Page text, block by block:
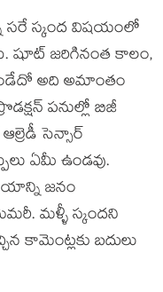
స్కంద విషయంలో
షూట్ జరిగినంత కాలం,
అది అమాంతం
పనుల్లో బిజీ
సెన్సార్
ఏమీ ఉండవు.
జనం
మళ్ళీ స్కందని
కామెంట్లకు బదులు